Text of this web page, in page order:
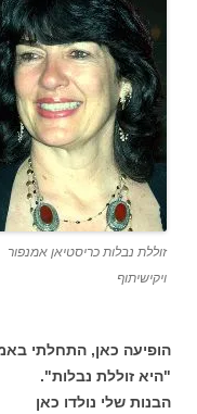
זוללת נבלות כריסטיאן אמנפור
ויקישיתוף
הופיעה כאן, התחלתי
"היא זוללת נבלות".
הבנות שלי נולדו כאן